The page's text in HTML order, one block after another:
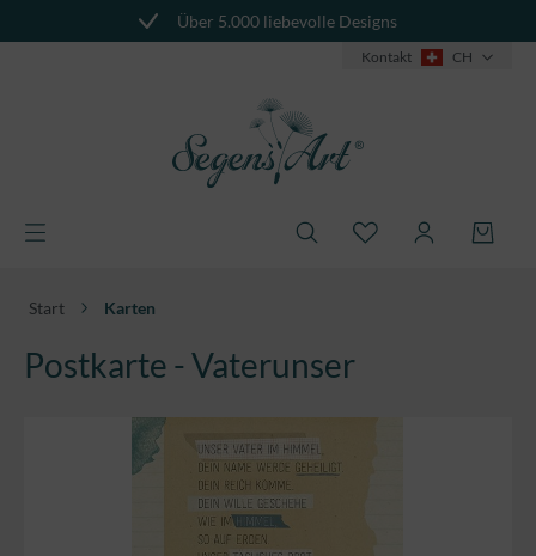
Über 5.000 liebevolle Designs
Kontakt CH
Start Karten
Postkarte - Vaterunser
Bildergalerie überspringen